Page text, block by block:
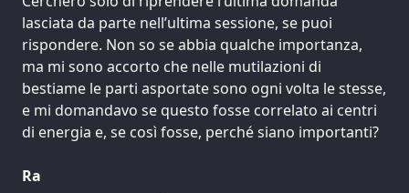
lasciata da parte nell’ultima sessione, se puoi
rispondere. Non so se abbia qualche importanza,
ma mi sono accorto che nelle mutilazioni di
bestiame le parti asportate sono ogni volta le stesse,
e mi domandavo se questo fosse correlato ai centri
di energia e, se così fosse, perché siano importanti?
Ra